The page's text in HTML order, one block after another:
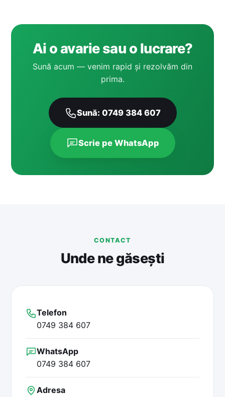
Ai o avarie sau o lucrare?
Sună acum — venim rapid și rezolvăm din
prima.
Sună: 0749 384 607
Scrie pe WhatsApp
CONTACT
Unde ne găsești
Telefon
0749 384 607
WhatsApp
0749 384 607
Adresa